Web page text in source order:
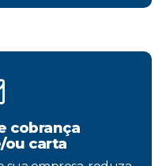
cobrança
ou carta